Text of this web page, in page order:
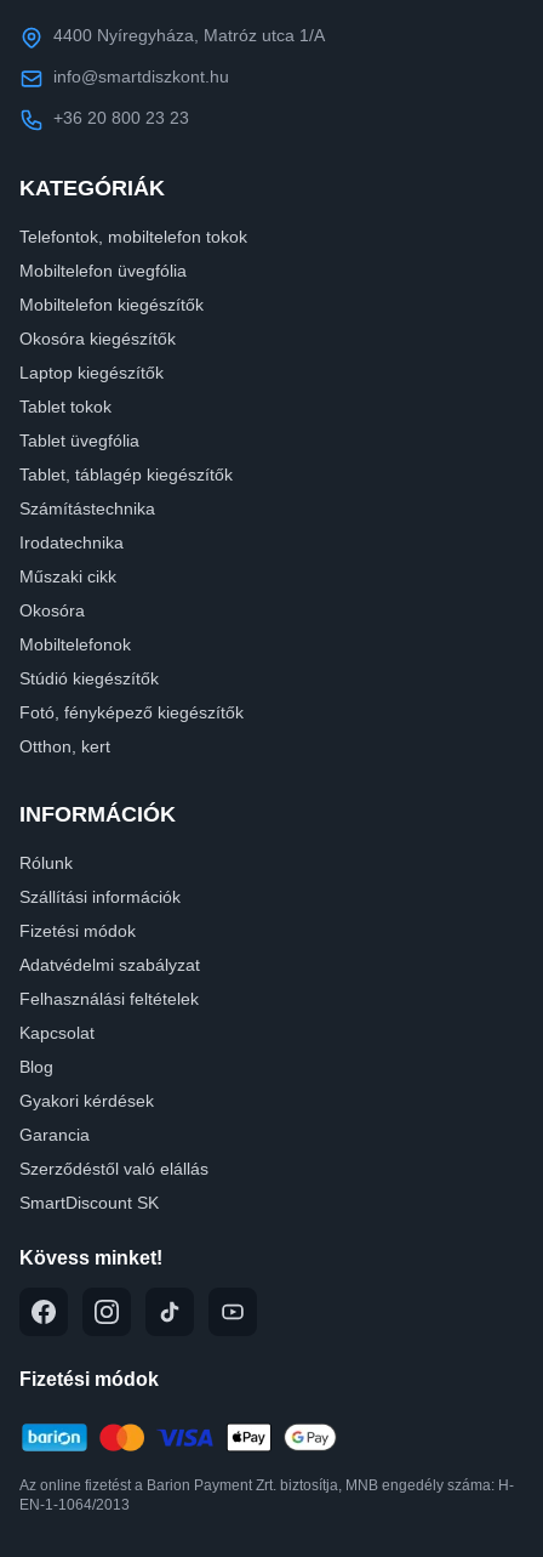
4400 Nyíregyháza, Matróz utca 1/A
info@smartdiszkont.hu
+36 20 800 23 23
KATEGÓRIÁK
Telefontok, mobiltelefon tokok
Mobiltelefon üvegfólia
Mobiltelefon kiegészítők
Okosóra kiegészítők
Laptop kiegészítők
Tablet tokok
Tablet üvegfólia
Tablet, táblagép kiegészítők
Számítástechnika
Irodatechnika
Műszaki cikk
Okosóra
Mobiltelefonok
Stúdió kiegészítők
Fotó, fényképező kiegészítők
Otthon, kert
INFORMÁCIÓK
Rólunk
Szállítási információk
Fizetési módok
Adatvédelmi szabályzat
Felhasználási feltételek
Kapcsolat
Blog
Gyakori kérdések
Garancia
Szerződéstől való elállás
SmartDiscount SK
Kövess minket!
Fizetési módok
Az online fizetést a Barion Payment Zrt. biztosítja, MNB engedély száma: H-
EN-1-1064/2013